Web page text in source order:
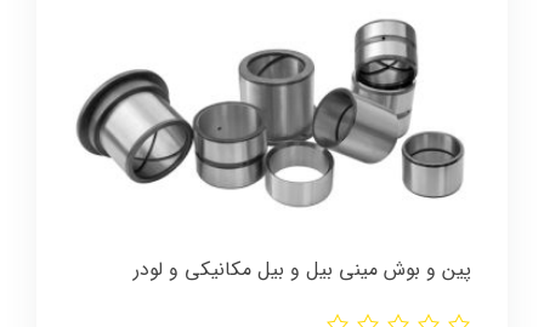
پین و بوش مینی بیل و بیل مکانیکی و لودر